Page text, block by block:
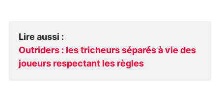
Lire aussi :
Outriders : les tricheurs séparés à vie des
joueurs respectant les règles